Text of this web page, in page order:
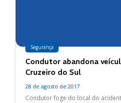
Segurança
Condutor abandona
Cruzeiro do Sul
28 de agosto de 2017
Condutor foge do local do